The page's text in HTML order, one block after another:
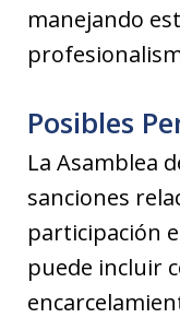
manejando
Posibles
La Asamblea
sanciones
participación
puede incluir